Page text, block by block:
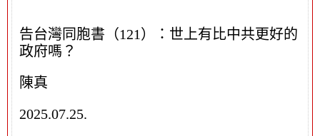
告台灣同胞書（121）：世上有比中共更好的
政府嗎？
陳真
2025.07.25.